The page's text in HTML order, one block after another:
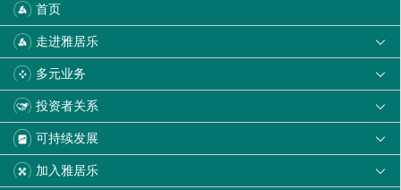
首页
走进雅居乐 
多元业务 
投资者关系 
可持续发展 
加入雅居乐 